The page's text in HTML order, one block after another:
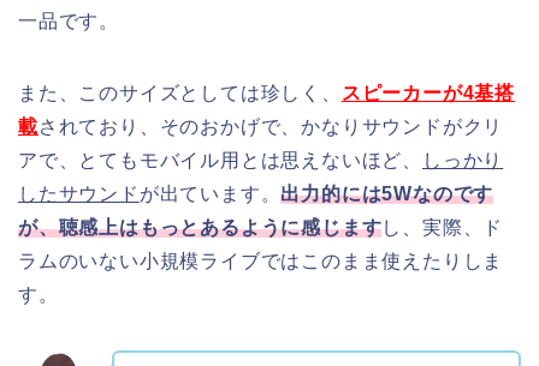
一品です。
また、このサイズとしては珍しく、
スピーカーが4基搭
載されており、そのおかげで、かなりサウンドがクリ
アで、とてもモバイル用とは思えないほど、
しっかり
したサウンド が出ています。出力的には5Wなのです
が、聴感上はもっとあるように感じますし、実際、ド
ラムのいない小規模ライブではこのまま使えたりしま
す。